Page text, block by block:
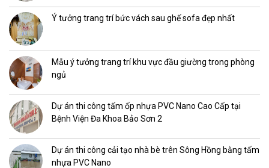
Ý tưởng trang trí bức vách sau ghế sofa đẹp nhất
Mẫu ý tưởng trang trí khu vực đầu giường trong phòng
ngủ
Dự án thi công tấm ốp nhựa PVC Nano Cao Cấp tại
Bệnh Viện Đa Khoa Bảo Sơn 2
Dự án thi công cải tạo nhà bè trên Sông Hồng bằng tấm
nhựa PVC Nano